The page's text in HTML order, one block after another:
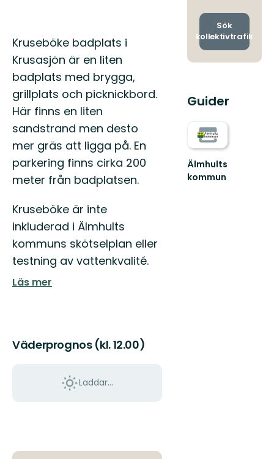
Beskrivning
Kruseböke badplats i
Krusasjön är en liten
badplats med brygga,
grillplats och picknickbord.
Här finns en liten
sandstrand men desto
mer gräs att ligga på. En
parkering finns cirka 200
meter från badplatsen.
Kruseböke är inte
inkluderad i Älmhults
kommuns skötselplan eller
testning av vattenkvalité.
Läs mer
Väderprognos (kl. 12.00)
Laddar...
och
Sök
kollektivtrafik
Guider
Älmhults
kommun